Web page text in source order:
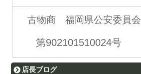
古物商 福岡県公安委員会
第902101510024号
店長ブログ